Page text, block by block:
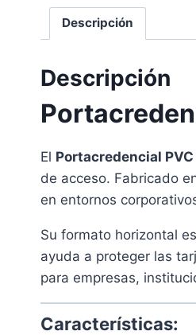
Descripción
Descripción
El Portacredencial
de acceso. Fabricado
en entornos
Su formato horizontal
ayuda a proteger las
para empresas,
Características: